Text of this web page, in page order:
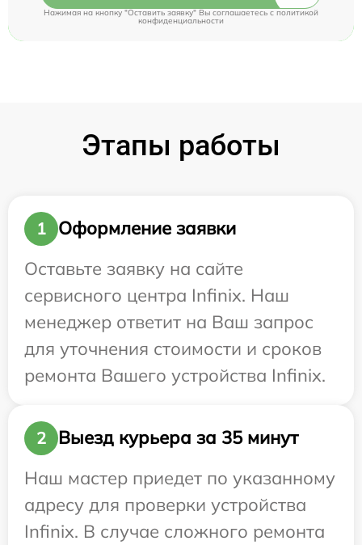
Нажимая на кнопку "Оставить заявку" Вы соглашаетесь cполитикой
конфиденциальности
Этапы работы
1
Оформление заявки
Оставьте заявку на сайте
сервисного центра Infinix. Наш
менеджер ответит на Ваш запрос
для уточнения стоимости и сроков
ремонта Вашего устройства Infinix.
2
Выезд курьера за 35 минут
Наш мастер приедет по указанному
адресу для проверки устройства
Infinix. В случае сложного ремонта